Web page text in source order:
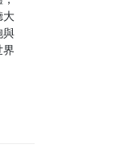
大
與